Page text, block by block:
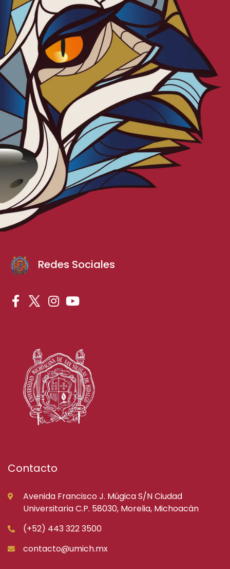
Redes Sociales
Contacto
Avenida Francisco J. Múgica S/N Ciudad
Universitaria C.P. 58030, Morelia, Michoacán
(+52) 443 322 3500
contacto@umich.mx